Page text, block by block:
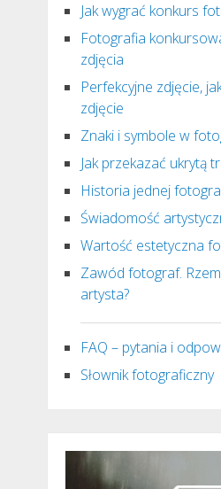
Jak wygrać konkurs
Fotografia
zdjęcia
Perfekcyjne zdjęcie,
zdjęcie
Znaki i symbole w
Jak przekazać ukrytą
Historia jednej
Świadomość
Wartość estetyczna
Zawód fotograf.
artysta?
FAQ – pytania i
Słownik fotograficzny